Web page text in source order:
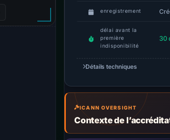
enregistrement
délai avant la
première
indisponibilité
30
Détails techniques
ICANN OVERSIGHT
Contexte de